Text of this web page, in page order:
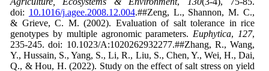
doi: 10.1016/j.agee.2008.12.004.##Zeng, L., Shannon, M. C.,
& Grieve, C. M. (2002). Evaluation of salt tolerance in rice
genotypes by multiple agronomic parameters. Euphytica, 127,
235-245. doi: 10.1023/A:1020262932277.##Zhang, R., Wang,
Y., Hussain, S., Yang, S., Li, R., Liu, S., Chen, Y., Wei, H., Dai,
Q., & Hou, H. (2022). Study on the effect of salt stress on yield